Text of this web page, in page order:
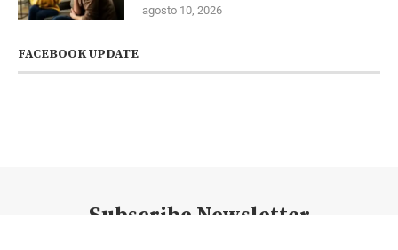
agosto 10, 2026
FACEBOOK UPDATE
Subscribe Newsletter